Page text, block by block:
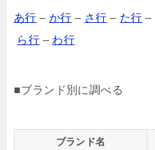
あ行 –か行 – さ行 – た行 –
ら行 – わ行
■ブランド別に調べる
ブランド名